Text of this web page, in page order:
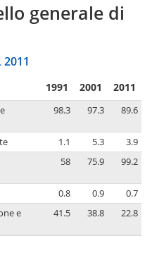
generale di
2011
1991 2001 2011
98.3 97.3 89.6
1.1 5.3
3.9
58 75.9 99.2
0.8 0.9
0.7
e
41.5 38.8 22.8